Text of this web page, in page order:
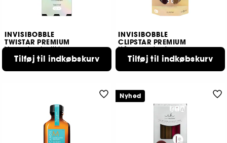
INVISIBOBBLE
TWISTAR PREMIUM
Vævede elastikker
79,00 KR
Tilføj til indkøbskurv
INVISIBOBBLE
CLIPSTAR PREMIUM
Hårspænde-duo
129,00 KR
Tilføj til indkøbskurv
Nyhed